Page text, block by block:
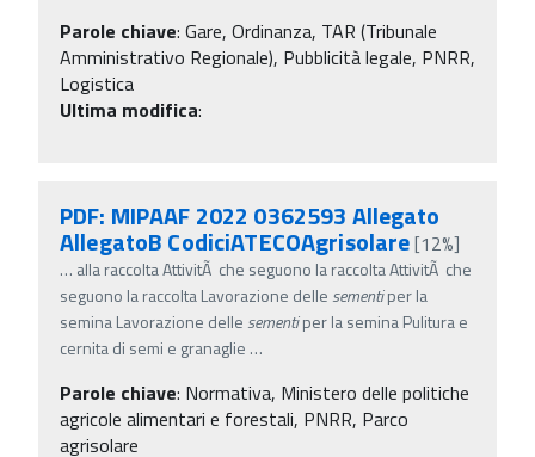
Parole chiave: Gare, Ordinanza, TAR (Tribunale
Amministrativo Regionale), Pubblicità legale, PNRR,
Logistica
Ultima modifica:
PDF: MIPAAF 2022 0362593 Allegato
AllegatoB CodiciATECOAgrisolare[12%]
… alla raccolta AttivitÃ che seguono la raccolta AttivitÃ che
seguono la raccolta Lavorazione delle sementiper la
semina Lavorazione delle sementiper la semina Pulitura e
cernita di semi e granaglie …
Parole chiave: Normativa, Ministero delle politiche
agricole alimentari e forestali, PNRR, Parco
agrisolare